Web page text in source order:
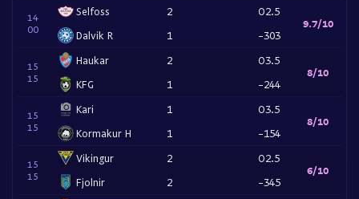
14
00
Selfoss
Dalvik R
2
1
O2.5
-303
9.7/10
15
15
Haukar
KFG
2
1
O3.5
-244
8/10
15
15
Kari
Kormakur H
1
1
O3.5
-154
8/10
15
15
Vikingur
Fjolnir
2
2
O2.5
-345
6/10